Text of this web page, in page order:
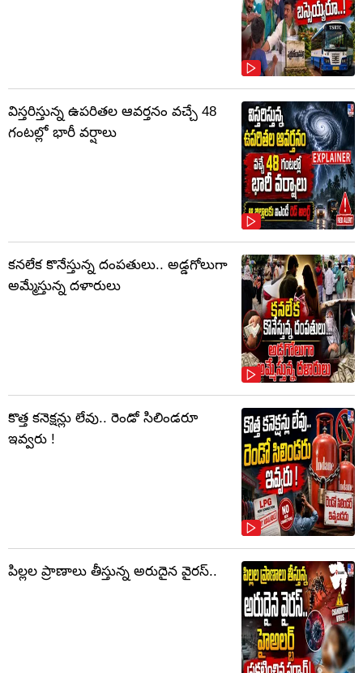
విస్తరిస్తున్న ఉపరితల ఆవర్తనం వచ్చే 48
గంటల్లో భారీ వర్షాలు
కనలేక కొనేస్తున్న దంపతులు.. అడ్డగోలుగా
అమ్మేస్తున్న దళారులు
కొత్త కనెక్షన్లు లేవు.. రెండో సిలిండరూ
ఇవ్వరు !
పిల్లల ప్రాణాలు తీస్తున్న అరుదైన వైరస్..